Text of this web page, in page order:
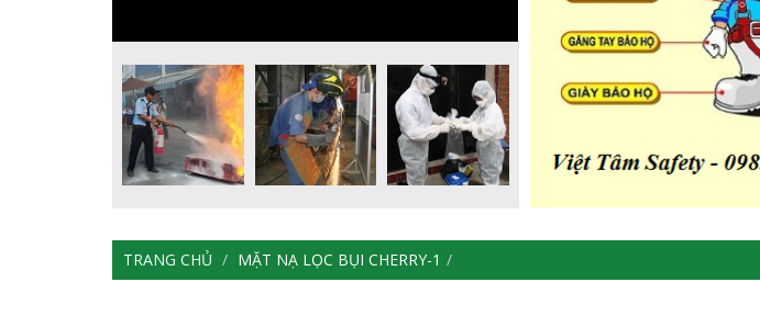
TRANG CHỦ MẶT NẠ LỌC BỤI CHERRY-1